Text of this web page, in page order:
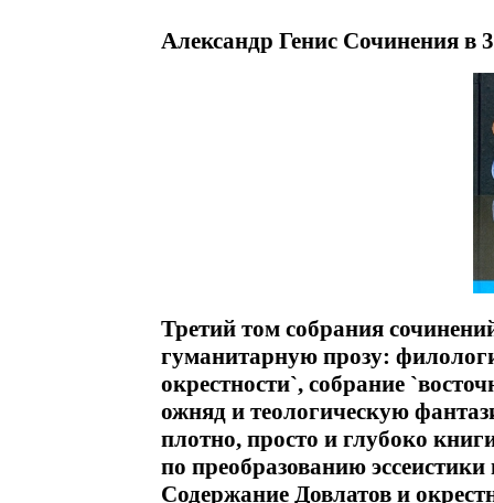
Александр Генис Сочинения в
Третий том собрания
гуманитарную прозу:
окрестности`, собрание
ожняд и теологическую
плотно, просто и глубоко
по преобразованию
Содержание Довлатов и